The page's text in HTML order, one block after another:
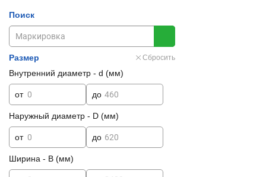
Поиск
Размер Сбросить
Внутренний диаметр - d (мм)
от до
Наружный диаметр - D (мм)
от до
Ширина - B (мм)